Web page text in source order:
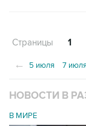
Страницы 1
← 5 июля 7
НОВОСТИ В
В МИРЕ